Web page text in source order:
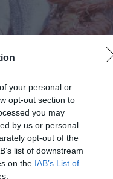
your personal or
opt-out section to
you may
by us or personal
opt-out of the
list of downstream
on the IAB’s List of